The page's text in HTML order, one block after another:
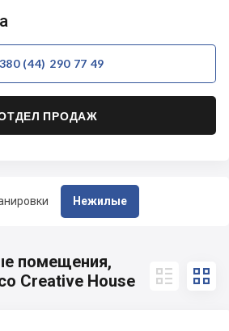
Нежилые
(44) 290 77 49
ПРОДАЖ
помещения,
Creative House
 